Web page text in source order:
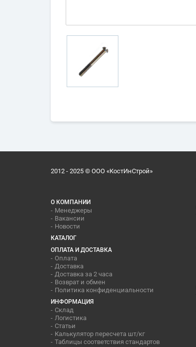
2012 - 2025 © ООО «КостИнСтрой»
О КОМПАНИИ
Менеджеры
Вакансии
Новости
КАТАЛОГ
ОПЛАТА И ДОСТАВКА
Оплата
Доставка
Доставка за 2 часа
Возврат и обмен
Политика конфиденциальности
ИНФОРМАЦИЯ
Склад
Логистика
Статьи
Калькулятор пересчета шт/кг
Таблицы соответствия стандартов